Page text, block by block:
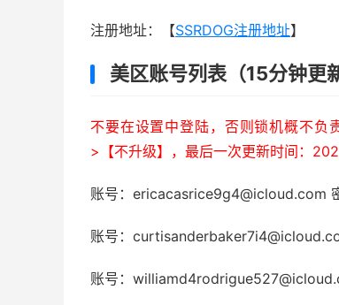
注册地址：【SSRDOG注册地址】
美区账号列表（15分钟更
不要在设置中登陆，否则锁机概不
>【不升级】，最后一次更新时间：
账号： ericacasrice9g4@icloud.com
账号：
账号：